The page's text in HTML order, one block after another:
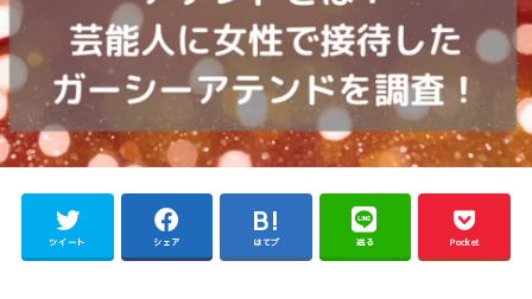
ツイート シェア はてブ 送る Pocket